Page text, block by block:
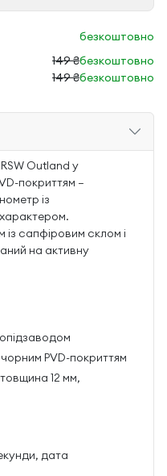
безкоштовно
149 ₴безкоштовно
149 ₴безкоштовно
Outland у
покриттям —
із
сапфіровим склом і
на активну
PVD-покриттям
12 мм,
дата